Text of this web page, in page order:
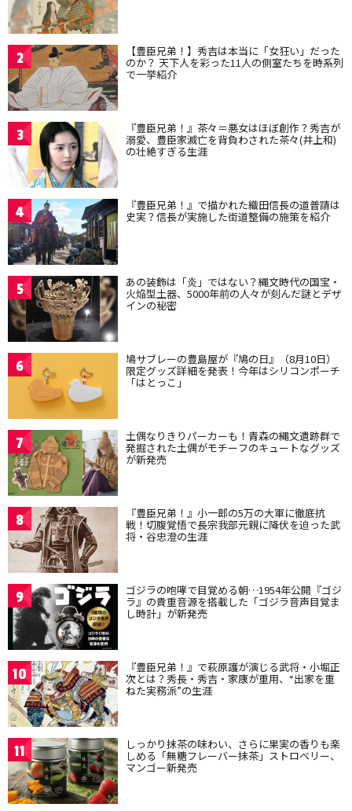
2 【豊臣兄弟！】秀吉は本当に「女狂い」だった
のか？ 天下人を彩った11人の側室たちを時系列
で一挙紹介
3 『豊臣兄弟！』茶々＝悪女はほぼ創作？秀吉が
溺愛、豊臣家滅亡を背負わされた茶々(井上和)
の壮絶すぎる生涯
4 『豊臣兄弟！』で描かれた織田信長の道普請は
史実？信長が実施した街道整備の施策を紹介
5 あの装飾は「炎」ではない？縄文時代の国宝・
火焔型土器、5000年前の人々が刻んだ謎とデザ
インの秘密
6 鳩サブレーの豊島屋が『鳩の日』（8月10日）
限定グッズ詳細を発表！今年はシリコンポーチ
「はとっこ」
7 土偶なりきりパーカーも！青森の縄文遺跡群で
発掘された土偶がモチーフのキュートなグッズ
が新発売
8 『豊臣兄弟！』小一郎の5万の大軍に徹底抗
戦！切腹覚悟で長宗我部元親に降伏を迫った武
将・谷忠澄の生涯
9 ゴジラの咆哮で目覚める朝…1954年公開『ゴジ
ラ』の貴重音源を搭載した「ゴジラ音声目覚ま
し時計」が新発売
10 『豊臣兄弟！』で萩原護が演じる武将・小堀正
次とは？秀長・秀吉・家康が重用、“出家を重
ねた実務派”の生涯
11 しっかり抹茶の味わい、さらに果実の香りも楽
しめる「無糖フレーバー抹茶」ストロベリー、
マンゴー新発売